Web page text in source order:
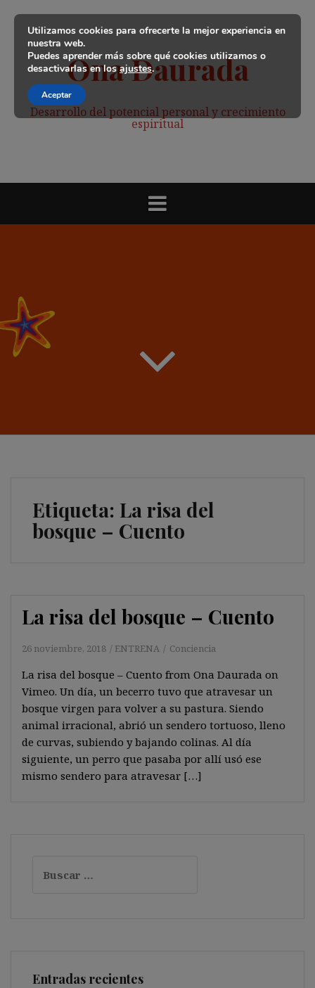
contenido
Ona Daurada
Desarrollo del potencial personal y crecimiento
espiritual
Etiqueta: La risa del
bosque – Cuento
La risa del bosque – Cuento
26 noviembre, 2018 ENTRENA Conciencia
La risa del bosque – Cuento from Ona Daurada on
Vimeo. Un día, un becerro tuvo que atravesar un
bosque virgen para volver a su pastura. Siendo
animal irracional, abrió un sendero tortuoso, lleno
de curvas, subiendo y bajando colinas. Al día
siguiente, un perro que pasaba por allí usó ese
mismo sendero para atravesar […]
Entradas recientes
Utilizamos cookies para ofrecerte la mejor experiencia en
nuestra web.
Puedes aprender más sobre qué cookies utilizamos o
desactivarlas en losajustes.
Aceptar